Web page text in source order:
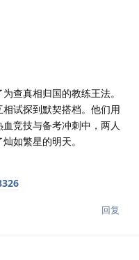
真相归国的教练王法。
试探到默契搭档。他们用
竞技与备考冲刺中，两人
如繁星的明天。
回复